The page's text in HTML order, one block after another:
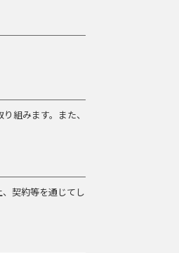
組みます。また、
契約等を通じてし